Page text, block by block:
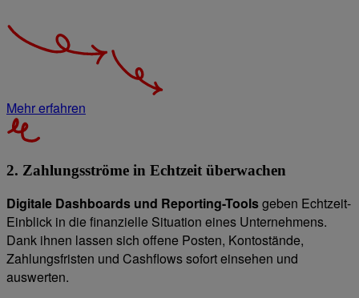
Mehr erfahren
2. Zahlungsströme in Echtzeit überwachen
Digitale Dashboards und Reporting-Toolsgeben Echtzeit-
Einblick in die finanzielle Situation eines Unternehmens.
Dank ihnen lassen sich offene Posten, Kontostände,
Zahlungsfristen und Cashflows sofort einsehen und
auswerten.